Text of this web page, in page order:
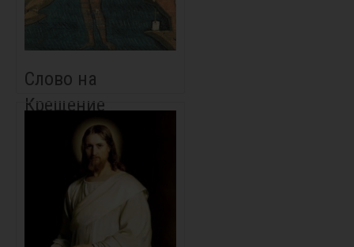
Слово на
Крещение
Господне